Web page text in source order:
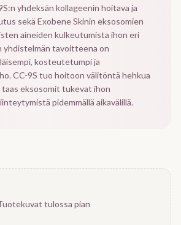
yhdeksän kollageenin hoitava ja
sekä Exobene Skinin eksosomien
aineiden kulkeutumista ihon eri
yhdistelmän tavoitteena on
kosteutetumpi ja
CC-9S tuo hoitoon välitöntä hehkua
eksosomit tukevat ihon
pidemmällä aikavälillä.
tulossa pian